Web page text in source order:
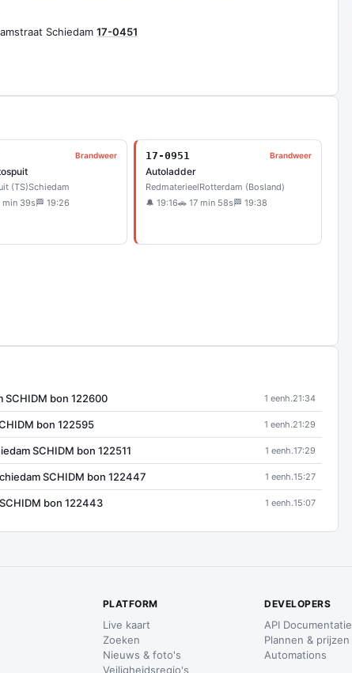
Schiedam 17-0451
Brandweer
(TS)Schiedam
min 39s 🏁 19:26
17-0951 Brandweer
Autoladder
RedmaterieelRotterdam (Bosland)
🔔 19:16🚗 17 min 58s 🏁 19:38
SCHIDM bon 122600 1 eenh.21:34
bon 122595 1 eenh.21:29
SCHIDM bon 122511 1 eenh.17:29
SCHIDM bon 122447 1 eenh.15:27
bon 122443 1 eenh.15:07
PLATFORM
Live kaart
Zoeken
Nieuws & foto's
Veiligheidsregio's
DEVELOPERS
API Documentatie
Plannen & prijzen
Automations